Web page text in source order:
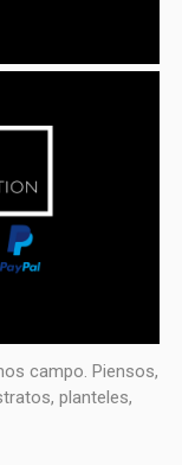
campo. Piensos,
planteles,